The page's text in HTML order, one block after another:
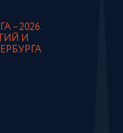
– 2026.
И